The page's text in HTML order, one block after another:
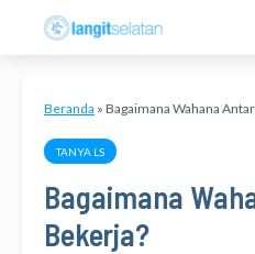
Beranda » Bagaimana Wahana
TANYA LS
Bagaimana
Bekerja?